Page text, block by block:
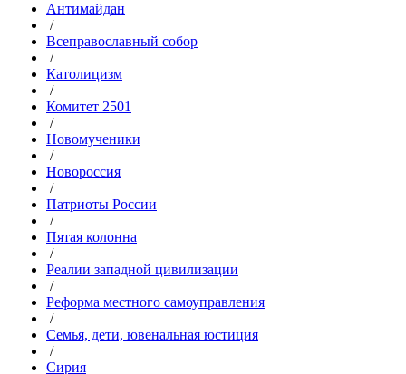
Антимайдан
/
Всеправославный собор
/
Католицизм
/
Комитет 2501
/
Новомученики
/
Новороссия
/
Патриоты России
/
Пятая колонна
/
Реалии западной цивилизации
/
Реформа местного самоуправления
/
Семья, дети, ювенальная юстиция
/
Сирия